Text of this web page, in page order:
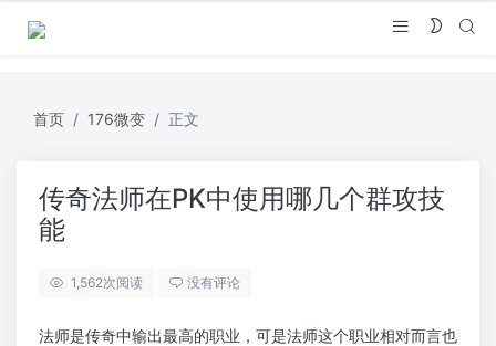
首页 176微变 正文
传奇法师在PK中使用哪几个群攻技
能
1,562次阅读 没有评论
法师是传奇中输出最高的职业，可是法师这个职业相对而言也